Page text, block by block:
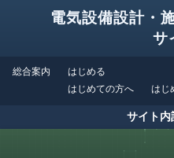
電気設備設計・
サ
総合案内
はじめる
はじめての方へ
はじ
サイト内